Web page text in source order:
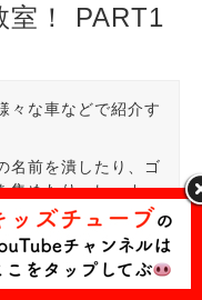
室！ PART1
々な車などで紹介す
名前を潰したり、ゴ
集めたり、レッカー
りといった具合で
を勉強できます。